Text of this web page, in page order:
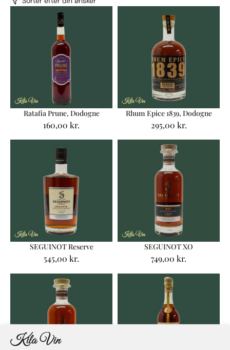
Ratafia Prune, Dodogne
160,00 kr.
Rhum Epice 1839, Dodogne
295,00 kr.
SEGUINOT Reserve
545,00 kr.
SEGUINOT XO
749,00 kr.